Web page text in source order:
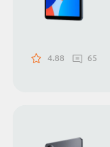
4.88 65